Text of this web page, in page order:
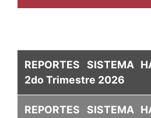
REPORTES SISTEMA
2do Trimestre 2026
REPORTES SISTEMA